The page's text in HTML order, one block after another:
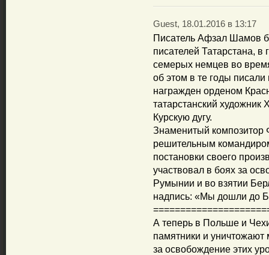
Guest, 18.01.2016 в 13:17
Писатель Афзал Шамов
писателей Татарстана,
семерых немцев во
об этом в те годы
награжден орденом
татарстанский
Курскую дугу.
Знаменитый
решительным
постановки своего
участвовал в боях за
Румынии и во взятии
надпись: «Мы дошли до
А теперь в Польше и
памятники и уничтожают
за освобождение этих